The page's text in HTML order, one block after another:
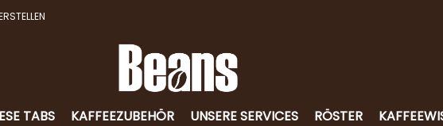
ESE TABS KAFFEEZUBEHÖR UNSERE SERVICES RÖSTER